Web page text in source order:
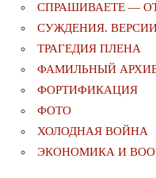
СПРАШИВАЕТЕ —
СУЖДЕНИЯ.
ТРАГЕДИЯ ПЛЕНА
ФАМИЛЬНЫЙ
ФОРТИФИКАЦИЯ
ФОТО
ХОЛОДНАЯ ВОЙНА
ЭКОНОМИКА И